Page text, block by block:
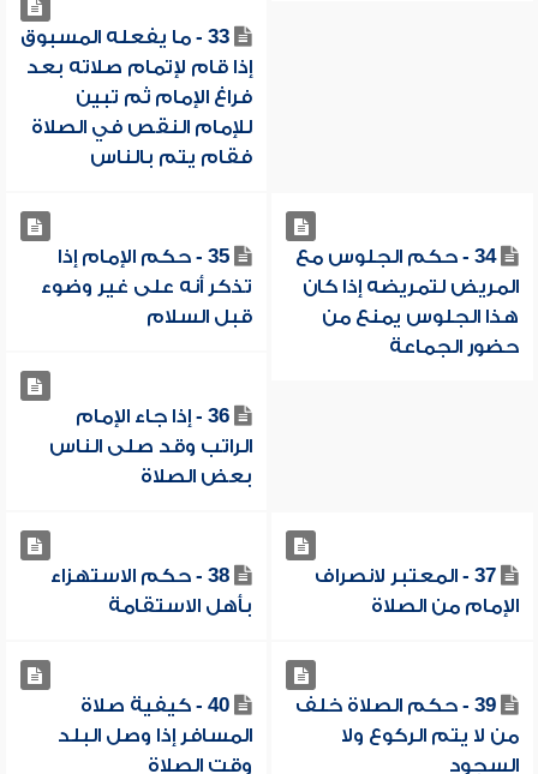
33 - ما يفعله المسبوق
إذا قام لإتمام صلاته بعد
فراغ الإمام ثم تبين
للإمام النقص في الصلاة
فقام يتم بالناس
34 - حكم الجلوس مع
المريض لتمريضه إذا كان
هذا الجلوس يمنع من
حضور الجماعة
35 - حكم الإمام إذا
تذكر أنه على غير وضوء
قبل السلام
36 - إذا جاء الإمام
الراتب وقد صلى الناس
بعض الصلاة
37 - المعتبر لانصراف
الإمام من الصلاة
38 - حكم الاستهزاء
بأهل الاستقامة
39 - حكم الصلاة خلف
من لا يتم الركوع ولا
السجود
40 - كيفية صلاة
المسافر إذا وصل البلد
وقت الصلاة